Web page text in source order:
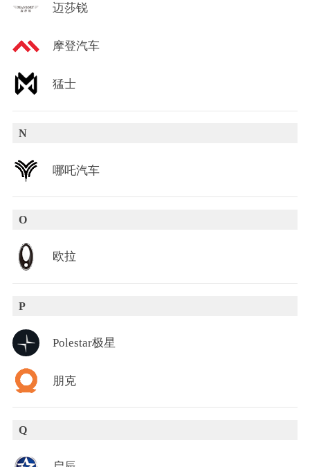
迈莎锐
摩登汽车
猛士
N
哪吒汽车
O
欧拉
P
Polestar极星
朋克
Q